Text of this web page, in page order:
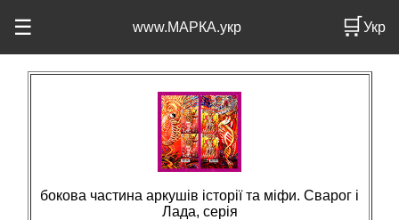
☰ www.МАРКА.укр 🛒Укр
бокова частина аркушів історії та міфи. Сварог і
Лада, серія